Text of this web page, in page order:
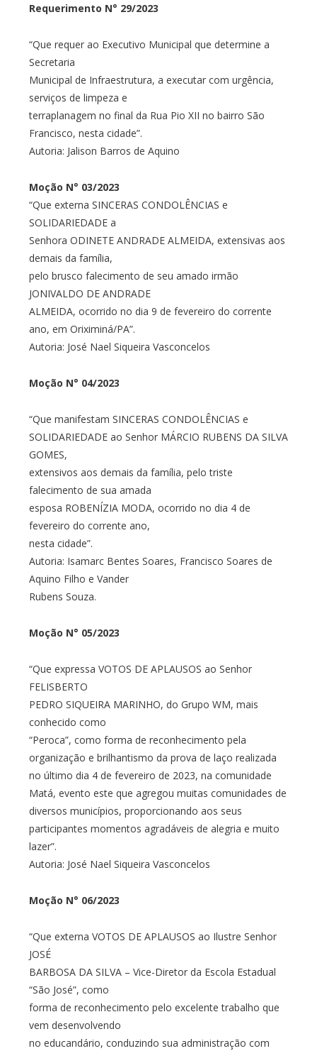
Requerimento N° 29/2023
“Que requer ao Executivo Municipal que determine a
Secretaria
Municipal de Infraestrutura, a executar com urgência,
serviços de limpeza e
terraplanagem no final da Rua Pio XII no bairro São
Francisco, nesta cidade”.
Autoria: Jalison Barros de Aquino
Moção N° 03/2023
“Que externa SINCERAS CONDOLÊNCIAS e
SOLIDARIEDADE a
Senhora ODINETE ANDRADE ALMEIDA, extensivas aos
demais da família,
pelo brusco falecimento de seu amado irmão
JONIVALDO DE ANDRADE
ALMEIDA, ocorrido no dia 9 de fevereiro do corrente
ano, em Oriximiná/PA”.
Autoria: José Nael Siqueira Vasconcelos
Moção N° 04/2023
“Que manifestam SINCERAS CONDOLÊNCIAS e
SOLIDARIEDADE ao Senhor MÁRCIO RUBENS DA SILVA
GOMES,
extensivos aos demais da família, pelo triste
falecimento de sua amada
esposa ROBENÍZIA MODA, ocorrido no dia 4 de
fevereiro do corrente ano,
nesta cidade”.
Autoria: Isamarc Bentes Soares, Francisco Soares de
Aquino Filho e Vander
Rubens Souza.
Moção N° 05/2023
“Que expressa VOTOS DE APLAUSOS ao Senhor
FELISBERTO
PEDRO SIQUEIRA MARINHO, do Grupo WM, mais
conhecido como
“Peroca”, como forma de reconhecimento pela
organização e brilhantismo da prova de laço realizada
no último dia 4 de fevereiro de 2023, na comunidade
Matá, evento este que agregou muitas comunidades de
diversos municípios, proporcionando aos seus
participantes momentos agradáveis de alegria e muito
lazer”.
Autoria: José Nael Siqueira Vasconcelos
Moção N° 06/2023
“Que externa VOTOS DE APLAUSOS ao Ilustre Senhor
JOSÉ
BARBOSA DA SILVA – Vice-Diretor da Escola Estadual
“São José”, como
forma de reconhecimento pelo excelente trabalho que
vem desenvolvendo
no educandário, conduzindo sua administração com